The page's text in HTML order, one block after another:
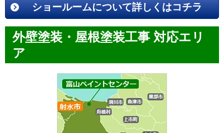
ショールームについて詳しくはコチラ
外壁塗装・屋根塗装工事 対応エリ
ア